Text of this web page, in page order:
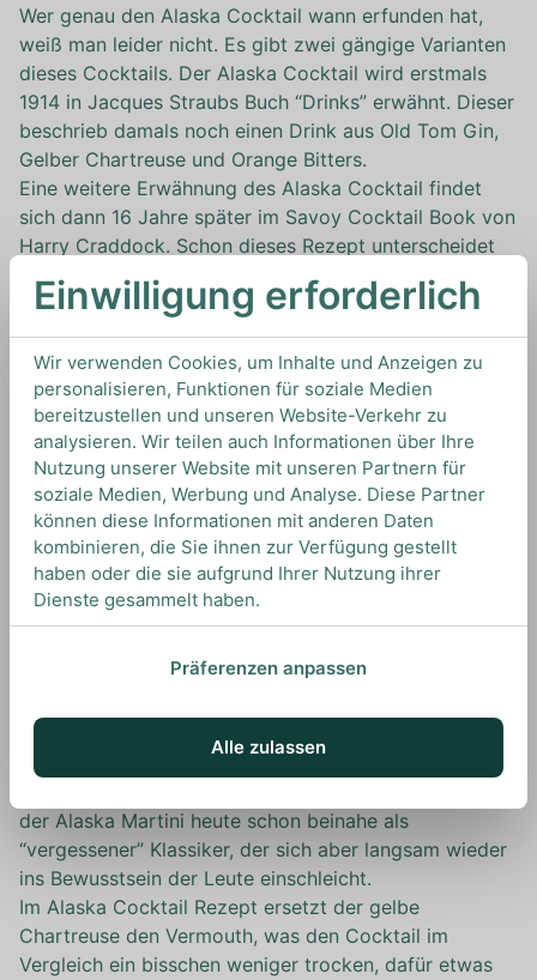
Wer genau den Alaska Cocktail wann erfunden hat,
weiß man leider nicht. Es gibt zwei gängige Varianten
dieses Cocktails. Der Alaska Cocktail wird erstmals
1914 in Jacques Straubs Buch “Drinks” erwähnt. Dieser
beschrieb damals noch einen Drink aus Old Tom Gin,
Gelber Chartreuse und Orange Bitters.
Eine weitere Erwähnung des Alaska Cocktail findet
sich dann 16 Jahre später im Savoy Cocktail Book von
Harry Craddock. Schon dieses Rezept unterscheidet
sich stark von Straubs Alaska Cocktail Rezept.
Craddock verwendet ein bisschen weniger Chartreuse
und ließ die Orange Bitters weg. Außerdem
verwendete er anstelle von Old Tom Gin einen London
Dry Gin. Letztere Änderung entstand
höchstwahrscheinlich aufgrund der sich ändernden Gin
Präferenz in dieser Zeit. Auch heute ist London Dry
Gin weitaus gängiger und beliebter als Old Tom Gin,
weswegen letzterer heute in Alaska Cocktail Rezepten
eigentlich keine Erwähnung mehr findet. Bei Drinks wie
dem Tom Collins verhält sich das ähnlich.
Abgesehen von der Wahl des Gins, ähnelt die gängige,
oben genannte Rezeptur eher der von Straub als der
Was ist ein Alaska Cocktail?
Martini Cocktail. Deswegen wird er
umgangssprachlich auch oft als “Alaska Martini”
der Alaska Martini heute schon beinahe als
“vergessener” Klassiker, der sich aber langsam wieder
ins Bewusstsein der Leute einschleicht.
Im Alaska Cocktail Rezept ersetzt der gelbe
Chartreuse den Vermouth, was den Cocktail im
Vergleich ein bisschen weniger trocken, dafür etwas
Einwilligung erforderlich
Wir verwenden Cookies, um Inhalte und Anzeigen zu
personalisieren, Funktionen für soziale Medien
bereitzustellen und unseren Website-Verkehr zu
analysieren. Wir teilen auch Informationen über Ihre
Nutzung unserer Website mit unseren Partnern für
soziale Medien, Werbung und Analyse. Diese Partner
können diese Informationen mit anderen Daten
kombinieren, die Sie ihnen zur Verfügung gestellt
haben oder die sie aufgrund Ihrer Nutzung ihrer
Dienste gesammelt haben.
Präferenzen anpassen
Alle zulassen